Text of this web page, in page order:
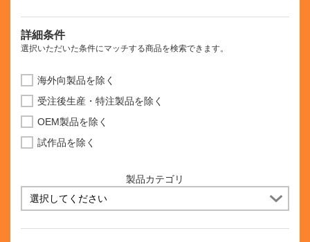
詳細条件
選択いただいた条件にマッチする商品を検索できます。
海外向製品を除く
受注後生産・特注製品を除く
OEM製品を除く
試作品を除く
製品カテゴリ